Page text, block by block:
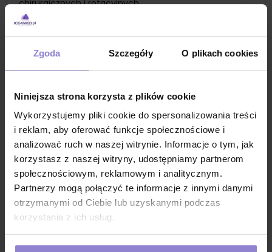
Zgoda Szczegóły O plikach cookies
Niniejsza strona korzysta z plików cookie
Wykorzystujemy pliki cookie do spersonalizowania treści
i reklam, aby oferować funkcje społecznościowe i
analizować ruch w naszej witrynie. Informacje o tym, jak
korzystasz z naszej witryny, udostępniamy partnerom
społecznościowym, reklamowym i analitycznym.
Partnerzy mogą połączyć te informacje z innymi danymi
otrzymanymi od Ciebie lub uzyskanymi podczas
korzystania z ich usług.
chirurgicznych i rotacyjnych
koncentrat do manualnej dezynfekcji narzędzi
kosmetycznych i chirurgicznych
koncentrat do dezynfekcji w myjkach
szlachetnej, niklu, miedzi, aluminium, gumy, porcelany,
szkła i tworzyw sztucznych
koncentrat polecany do endoskopów
Ostrzeżenia i informacje na temat
bezpieczeństwa
P273: Unikać uwolnienia do środowiska. P280: Stosować
rękawice ochronne/odzież ochronną/ochronę oczu.
P301+P330+P331: W PRZYPADKU POŁKNIĘCIA: wypłukać usta.
NIE wywoływać wymiotów. P303+P361+P353: W PRZYPADKU
KONTAKTU ZE SKÓRĄ: Natychmiast zdjąć całą